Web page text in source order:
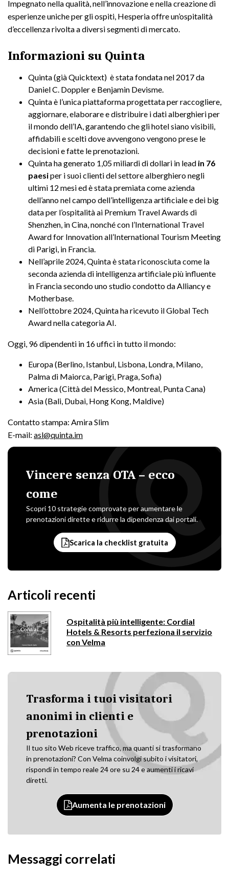
Impegnato nella qualità, nell’innovazione e nella creazione di
esperienze uniche per gli ospiti, Hesperia offre un’ospitalità
d’eccellenza rivolta a diversi segmenti di mercato.
Informazioni su Quinta
Quinta (già Quicktext) è stata fondata nel 2017 da
Daniel C. Doppler e Benjamin Devisme.
Quinta è l’unica piattaforma progettata per raccogliere,
aggiornare, elaborare e distribuire i dati alberghieri per
il mondo dell’IA, garantendo che gli hotel siano visibili,
affidabili e scelti dove avvengono vengono prese le
decisioni e fatte le prenotazioni.
Quinta ha generato 1,05 miliardi di dollari in lead in 76
paesiper i suoi clienti del settore alberghiero negli
ultimi 12 mesi ed è stata premiata come azienda
dell’anno nel campo dell’intelligenza artificiale e dei big
data per l’ospitalità ai Premium Travel Awards di
Shenzhen, in Cina, nonché con l’International Travel
Award for Innovation all’International Tourism Meeting
di Parigi, in Francia.
Nell’aprile 2024, Quinta è stata riconosciuta come la
seconda azienda di intelligenza artificiale più influente
in Francia secondo uno studio condotto da Alliancy e
Motherbase.
Nell’ottobre 2024, Quinta ha ricevuto il Global Tech
Award nella categoria AI.
Oggi, 96 dipendenti in 16 uffici in tutto il mondo:
Europa (Berlino, Istanbul, Lisbona, Londra, Milano,
Palma di Maiorca, Parigi, Praga, Sofia)
America (Città del Messico, Montreal, Punta Cana)
Asia (Bali, Dubai, Hong Kong, Maldive)
Contatto stampa: Amira Slim
E-mail: asl@quinta.im
Vincere senza OTA – ecco
come
Scopri 10 strategie comprovate per aumentare le
prenotazioni dirette e ridurre la dipendenza dai portali.
Scarica la checklist gratuita
Articoli recenti
Ospitalità più intelligente: Cordial
Hotels & Resorts perfeziona il servizio
con Velma
Trasforma i tuoi visitatori
anonimi in clienti e
prenotazioni
Il tuo sito Web riceve traffico, ma quanti si trasformano
in prenotazioni? Con Velma coinvolgi subito i visitatori,
rispondi in tempo reale 24 ore su 24 e aumenti i ricavi
diretti.
Aumenta le prenotazioni
Messaggi correlati